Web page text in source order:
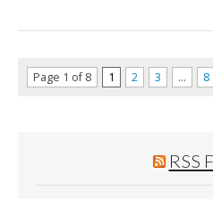
Page 1 of 8 1 2 3 … 8
RSS